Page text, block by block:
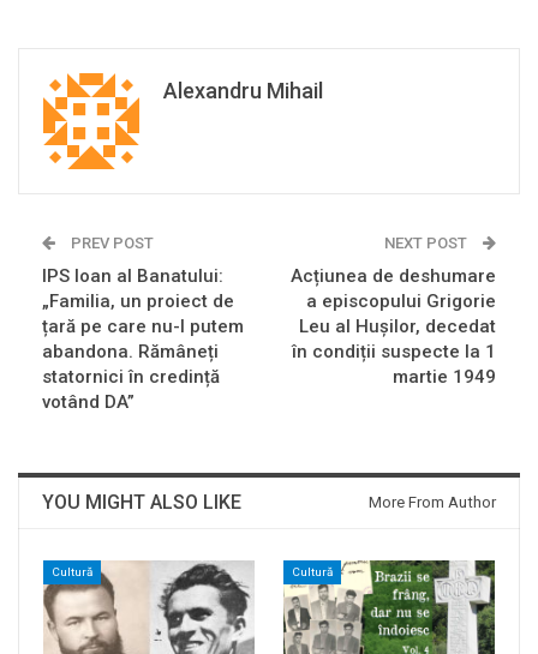
Alexandru Mihail
PREV POST
IPS Ioan al Banatului:
„Familia, un proiect de
țară pe care nu-l putem
abandona. Rămâneți
statornici în credință
votând DA”
NEXT POST
Acțiunea de deshumare
a episcopului Grigorie
Leu al Hușilor, decedat
în condiții suspecte la 1
martie 1949
YOU MIGHT ALSO LIKE More From Author
Cultură Cultură